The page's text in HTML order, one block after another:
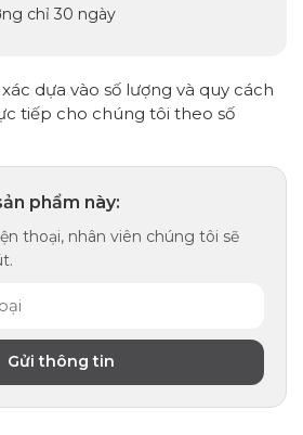
chỉ 30 ngày
dựa vào số lượng và quy cách
tiếp cho chúng tôi theo số
phẩm này:
thoại, nhân viên chúng tôi sẽ